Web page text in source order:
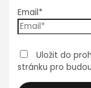
Email*
Uložit do
stránku pro